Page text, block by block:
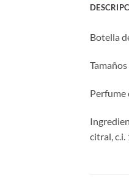
Botella
Perfume
citral, c.i.